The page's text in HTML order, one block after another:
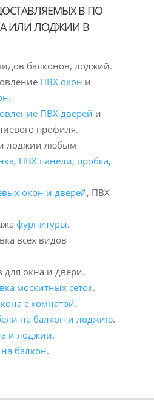
В ПО
ИЛИ ЛОДЖИИ В
балконов, лоджий.
ПВХ окон и
.
ПВХ дверей и
профиля.
лоджии любым
, ПВХ панели, пробка,
окон и дверей, ПВХ
фурнитуры.
всех видов
для окна и двери.
москитных сеток.
с комнатой.
на балкон и лоджию.
и лоджии.
балкон.